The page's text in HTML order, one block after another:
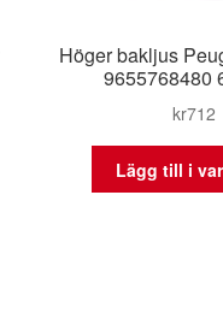
Höger bakljus
9655768480
kr712
Lägg till i